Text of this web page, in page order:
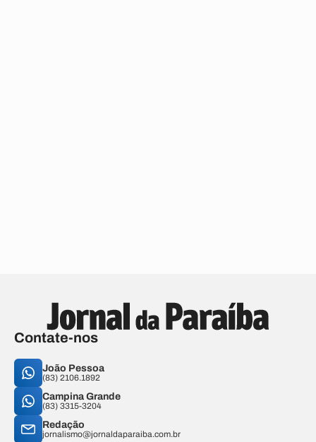
Contate-nos
João Pessoa
(83) 2106.1892
Campina Grande
(83) 3315-3204
Redação
jornalismo@jornaldaparaiba.com.br